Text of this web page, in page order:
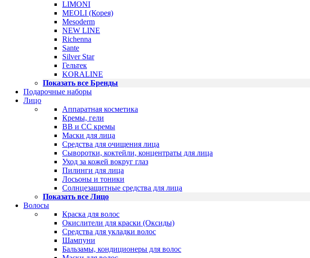
LIMONI
MEOLI (Корея)
Mesoderm
NEW LINE
Richenna
Sante
Silver Star
Гельтек
KORALINE
Показать все Бренды
Подарочные наборы
Лицо
Аппаратная косметика
Кремы, гели
BB и CC кремы
Маски для лица
Средства для очищения лица
Сыворотки, коктейли, концентраты для лица
Уход за кожей вокруг глаз
Пилинги для лица
Лосьоны и тоники
Солнцезащитные средства для лица
Показать все Лицо
Волосы
Краска для волос
Окислители для краски (Оксиды)
Средства для укладки волос
Шампуни
Бальзамы, кондиционеры для волос